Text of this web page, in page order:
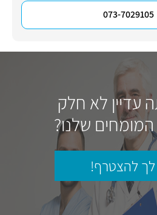
073-7029105
עדיין לא חלק
שלנו?
לך להצטרף!